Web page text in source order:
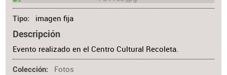
Tipo imagen fija
Descripción
Evento realizado en el Centro Cultural Recoleta.
Colección Fotos